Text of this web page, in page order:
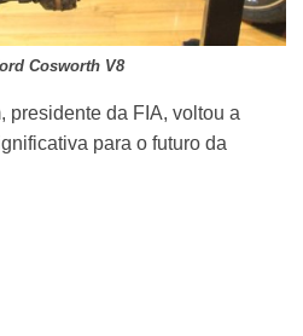
Cosworth V8
presidente da FIA, voltou a
para o futuro da